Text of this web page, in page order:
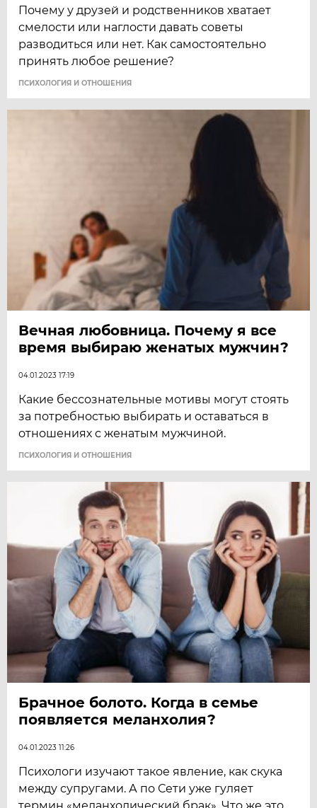
Почему у друзей и родственников хватает
смелости или наглости давать советы
разводиться или нет. Как самостоятельно
принять любое решение?
ПСИХОЛОГИЯ И ОТНОШЕНИЯ
Вечная любовница. Почему я все
время выбираю женатых мужчин?
04.01.2023 17:19
Какие бессознательные мотивы могут стоять
за потребностью выбирать и оставаться в
отношениях с женатым мужчиной.
ПСИХОЛОГИЯ И ОТНОШЕНИЯ
Брачное болото. Когда в семье
появляется меланхолия?
04.01.2023 11:26
Психологи изучают такое явление, как скука
между супругами. А по Сети уже гуляет